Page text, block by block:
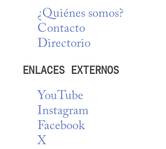
¿Quiénes somos?
Contacto
Directorio
ENLACES EXTERNOS
YouTube
Instagram
Facebook
X